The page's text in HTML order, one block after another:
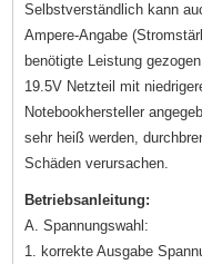
Selbstverständlich kann
Ampere-Angabe
benötigte Leistung
19.5V Netzteil mit
Notebookhersteller
sehr heiß werden,
Schäden verursachen.
Betriebsanleitung:
A. Spannungswahl:
1. korrekte Ausgabe